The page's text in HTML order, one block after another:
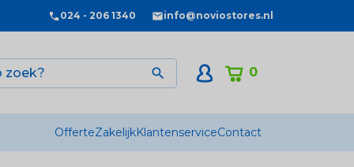
024 - 206 1340 info@noviostores.nl
0

OfferteZakelijkKlantenserviceContact